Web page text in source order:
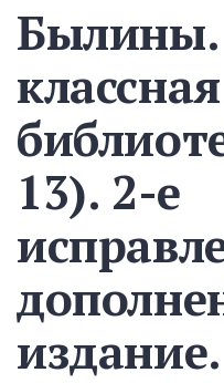
Былины.
классная
13). 2-е